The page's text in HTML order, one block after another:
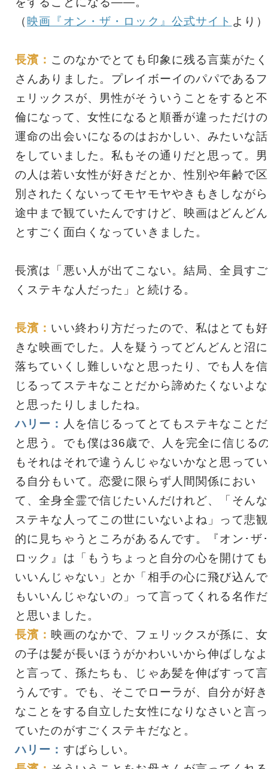
（ 映画『オン・ザ・ロック』公式サイト より）
長濱： このなかでとても印象に残る言葉がたく
さんありました。プレイボーイのパパであるフ
ェリックスが、男性がそういうことをすると不
倫になって、女性になると順番が違っただけの
運命の出会いになるのはおかしい、みたいな話
をしていました。私もその通りだと思って。男
の人は若い女性が好きだとか、性別や年齢で区
別されたくないってモヤモヤやきもきしながら
途中まで観ていたんですけど、映画はどんどん
とすごく面白くなっていきました。
長濱は「悪い人が出てこない。結局、全員すご
くステキな人だった」と続ける。
長濱： いい終わり方だったので、私はとても好
きな映画でした。人を疑うってどんどんと沼に
落ちていくし難しいなと思ったり、でも人を信
じるってステキなことだから諦めたくないよな
と思ったりしましたね。
ハリー：
人を信じるってとてもステキなことだ
と思う。でも僕は36歳で、人を完全に信じる
もそれはそれで違うんじゃないかなと思ってい
る自分もいて。恋愛に限らず人間関係におい
て、全身全霊で信じたいんだけれど、「そんな
ステキな人ってこの世にいないよね」って悲観
的に見ちゃうところがあるんです。『オン･ザ
ロック』は「もうちょっと自分の心を開けても
いいんじゃない」とか「相手の心に飛び込んで
もいいんじゃないの」って言ってくれる名作だ
と思いました。
長濱： 映画のなかで、フェリックスが孫に、女
の子は髪が長いほうがかわいいから伸ばしなよ
と言って、孫たちも、じゃあ髪を伸ばすって言
うんです。でも、そこでローラが、自分が好き
なことをする自立した女性になりなさいと言っ
ていたのがすごくステキだなと。
ハリー： すばらしい。